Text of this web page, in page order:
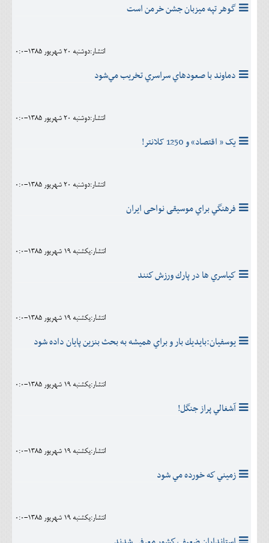
گوهر تپه ميزبان جشن خرمن است
انتشار:دوشنبه 20 شهريور 1385-0:0
دماوند با صعودهاي سراسري تخريب مي‌شود
انتشار:دوشنبه 20 شهريور 1385-0:0
یک « اقتصاد» و 1250 کلانتر!
انتشار:دوشنبه 20 شهريور 1385-0:0
فرهنگي براي موسیقی نواحی ایران
انتشار:يکشنبه 19 شهريور 1385-0:0
كياسري ها در پارك ورزش كنند
انتشار:يکشنبه 19 شهريور 1385-0:0
يوسفيان:بايديك بار و براي هميشه به بحث بنزين پايان داده شود
انتشار:يکشنبه 19 شهريور 1385-0:0
آشغالي پراز جنگل!
انتشار:يکشنبه 19 شهريور 1385-0:0
زميني كه خورده مي شود
انتشار:يکشنبه 19 شهريور 1385-0:0